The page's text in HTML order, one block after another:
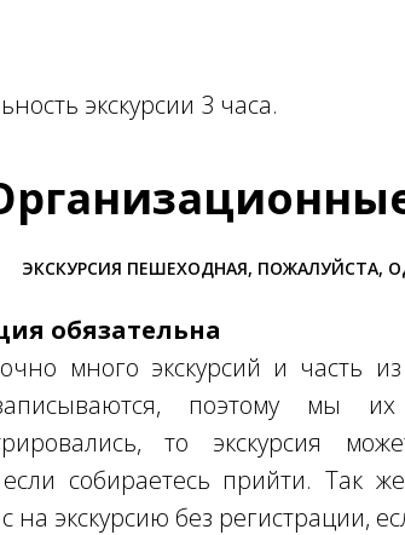
экскурсии 3 часа.
ЭКСКУРСИЯ ПЕШЕХОДНАЯ, ПОЖАЛУЙСТА,
обязательна
много экскурсий и часть
поэтому мы
то экскурсия
собираетесь прийти. Так
на экскурсию без регистрации,